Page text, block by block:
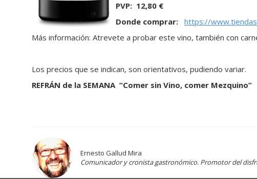
PVP: 12,80 €
Donde comprar: https://
Más información: Atrevete a probar este vino, también con
Los precios que se indican, son orientativos, pudiendo variar.
REFRÁN de la SEMANA “Comer sin Vino, comer Mezquino”
Ernesto Gallud Mira
Comunicador y cronista gastronómico. Promotor del